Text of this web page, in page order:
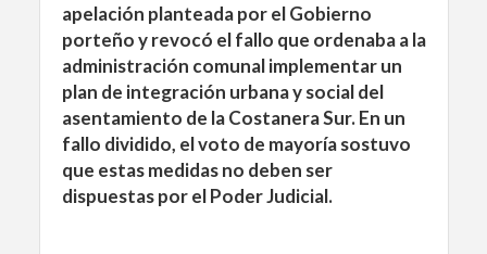
apelación planteada por el Gobierno
porteño y revocó el fallo que ordenaba a la
administración comunal implementar un
plan de integración urbana y social del
asentamiento de la Costanera Sur. En un
fallo dividido, el voto de mayoría sostuvo
que estas medidas no deben ser
dispuestas por el Poder Judicial.